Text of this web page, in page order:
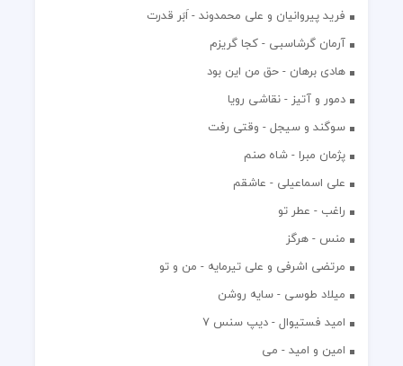
فرید پیروانیان و علی محمدوند - اَبَر قدرت
آرمان گرشاسبی - کجا گریزم
هادی برهان - حق من این بود
دمور و آتیز - نقاشی رویا
سوگند و سیجل - وقتی رفت
پژمان مبرا - شاه صنم
علی اسماعیلی - عاشقم
راغب - عطر تو
منس - هرگز
مرتضی اشرفی و علی تیرمایه - من و تو
میلاد طوسی - سایه روشن
اميد فستيوال - ديپ سنس ۷
امین و امید - می